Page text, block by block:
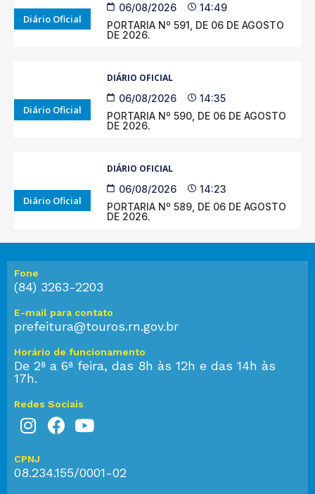
Diário Oficial
06/08/2026
14:49
PORTARIA Nº 591, DE 06 DE AGOSTO
DE 2026.
Diário Oficial
DIÁRIO OFICIAL
06/08/2026
14:35
PORTARIA Nº 590, DE 06 DE AGOSTO
DE 2026.
Diário Oficial
DIÁRIO OFICIAL
06/08/2026
14:23
PORTARIA Nº 589, DE 06 DE AGOSTO
DE 2026.
Fone
(84) 3263-2203
E-mail para contato
prefeitura@touros.rn.gov.br
Horário de funcionamento
De 2ª a 6ª feira, das 8h às 12h e das 14h às
17h.
Redes Sociais
CPNJ
08.234.155/0001-02